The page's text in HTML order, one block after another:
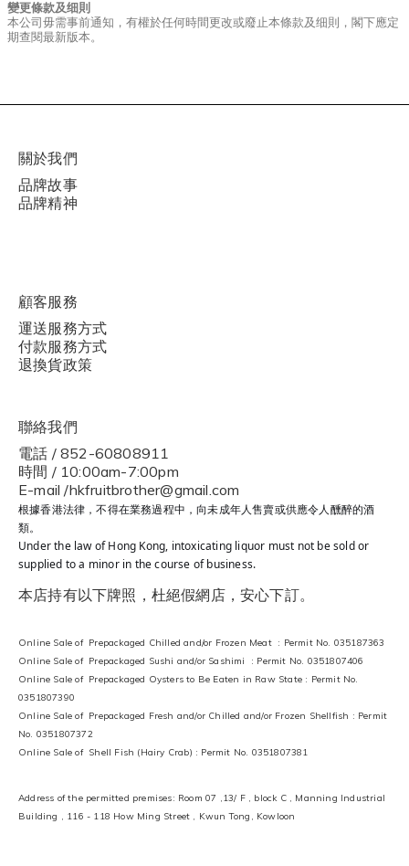
變更條款及细則
本公司毋需事前通知，有權於任何時間更改或廢止本條款及细則，閣下應定
期查閱最新版本。
關於我們
品牌故事
品牌精神
顧客服務
運送服務方式
付款服務方式
退換貨政策
聯絡我們
電話 / 852-60808911
時間 / 10:00am-7:00pm
E-mail /hkfruitbrother@gmail.com
根據香港法律，不得在業務過程中，向未成年人售賣或供應令人醺醉的酒
類。
Under the law of Hong Kong, intoxicating liquor must not be sold or
supplied to a minor in the course of business.
本店持有以下牌照，杜絕假網店，安心下訂。
Online Sale of Prepackaged Chilled and/or Frozen Meat : Permit No. 035187363
Online Sale of Prepackaged Sushi and/or Sashimi : Permit No. 0351807406
Online Sale of Prepackaged Oysters to Be Eaten in Raw State : Permit No.
0351807390
Online Sale of Prepackaged Fresh and/or Chilled and/or Frozen Shellfish : Permit
No. 0351807372
Online Sale of Shell Fish (Hairy Crab) : Permit No. 0351807381
Address of the permitted premises: Room 07 ,13/ F , block C , Manning Industrial
Building , 116 - 118 How Ming Street , Kwun Tong, Kowloon